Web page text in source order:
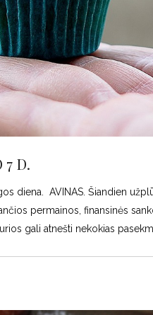
7 D.
diena. AVINAS. Šiandien
permainos, finansinės
gali atnešti nekokias